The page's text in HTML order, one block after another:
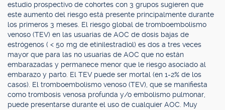
estudio prospectivo de cohortes con 3 grupos sugieren que
este aumento del riesgo está presente principalmente durante
los primeros 3 meses. El riesgo global de tromboembolismo
venoso (TEV) en las usuarias de AOC de dosis bajas de
estrógenos ( < 50 mg de etinilestradiol) es dos a tres veces
mayor que para las no usuarias de AOC que no están
embarazadas y permanece menor que le riesgo asociado al
embarazo y parto. El TEV puede ser mortal (en 1-2% de los
casos). El tromboembolismo venoso (TEV), que se manifiesta
como trombosis venosa profunda y/o embolismo pulmonar,
puede presentarse durante el uso de cualquier AOC. Muy